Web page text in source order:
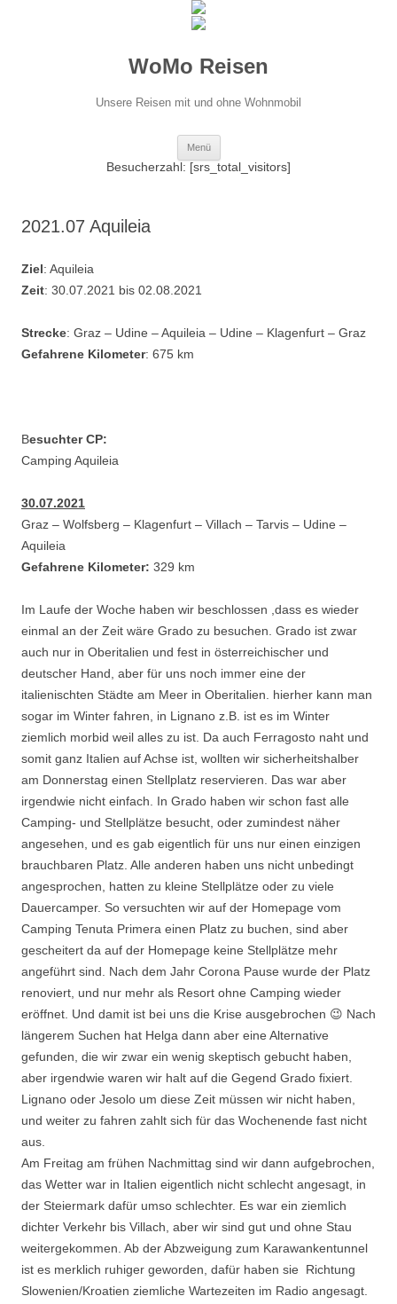
WoMo Reisen
Unsere Reisen mit und ohne Wohnmobil
Menü
springen
Besucherzahl: [srs_total_visitors]
2021.07 Aquileia
Ziel: Aquileia
Zeit: 30.07.2021 bis 02.08.2021
Strecke: Graz – Udine – Aquileia – Udine – Klagenfurt – Graz
Gefahrene Kilometer: 675 km
Besuchter CP:
Camping Aquileia
30.07.2021
Graz – Wolfsberg – Klagenfurt – Villach – Tarvis – Udine –
Aquileia
Gefahrene Kilometer: 329 km
Im Laufe der Woche haben wir beschlossen ,dass es wieder
einmal an der Zeit wäre Grado zu besuchen. Grado ist zwar
auch nur in Oberitalien und fest in österreichischer und
deutscher Hand, aber für uns noch immer eine der
italienischten Städte am Meer in Oberitalien. hierher kann man
sogar im Winter fahren, in Lignano z.B. ist es im Winter
ziemlich morbid weil alles zu ist. Da auch Ferragosto naht und
somit ganz Italien auf Achse ist, wollten wir sicherheitshalber
am Donnerstag einen Stellplatz reservieren. Das war aber
irgendwie nicht einfach. In Grado haben wir schon fast alle
Camping- und Stellplätze besucht, oder zumindest näher
angesehen, und es gab eigentlich für uns nur einen einzigen
brauchbaren Platz. Alle anderen haben uns nicht unbedingt
angesprochen, hatten zu kleine Stellplätze oder zu viele
Dauercamper. So versuchten wir auf der Homepage vom
Camping Tenuta Primera einen Platz zu buchen, sind aber
gescheitert da auf der Homepage keine Stellplätze mehr
angeführt sind. Nach dem Jahr Corona Pause wurde der Platz
renoviert, und nur mehr als Resort ohne Camping wieder
eröffnet. Und damit ist bei uns die Krise ausgebrochen 😉 Nach
längerem Suchen hat Helga dann aber eine Alternative
gefunden, die wir zwar ein wenig skeptisch gebucht haben,
aber irgendwie waren wir halt auf die Gegend Grado fixiert.
Lignano oder Jesolo um diese Zeit müssen wir nicht haben,
und weiter zu fahren zahlt sich für das Wochenende fast nicht
aus.
Am Freitag am frühen Nachmittag sind wir dann aufgebrochen,
das Wetter war in Italien eigentlich nicht schlecht angesagt, in
der Steiermark dafür umso schlechter. Es war ein ziemlich
dichter Verkehr bis Villach, aber wir sind gut und ohne Stau
weitergekommen. Ab der Abzweigung zum Karawankentunnel
ist es merklich ruhiger geworden, dafür haben sie Richtung
Slowenien/Kroatien ziemliche Wartezeiten im Radio angesagt.